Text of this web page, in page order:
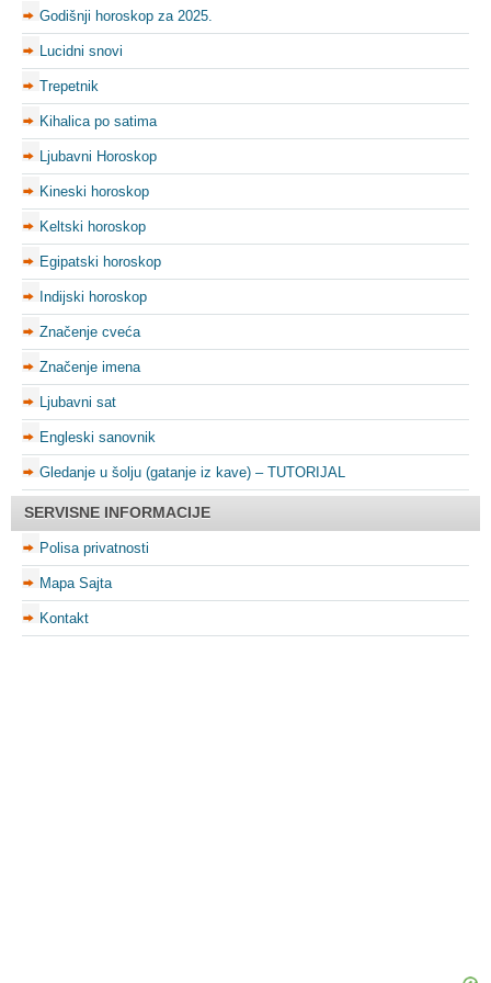
Godišnji horoskop za 2025.
Lucidni snovi
Trepetnik
Kihalica po satima
Ljubavni Horoskop
Kineski horoskop
Keltski horoskop
Egipatski horoskop
Indijski horoskop
Značenje cveća
Značenje imena
Ljubavni sat
Engleski sanovnik
Gledanje u šolju (gatanje iz kave) – TUTORIJAL
SERVISNE INFORMACIJE
Polisa privatnosti
Mapa Sajta
Kontakt